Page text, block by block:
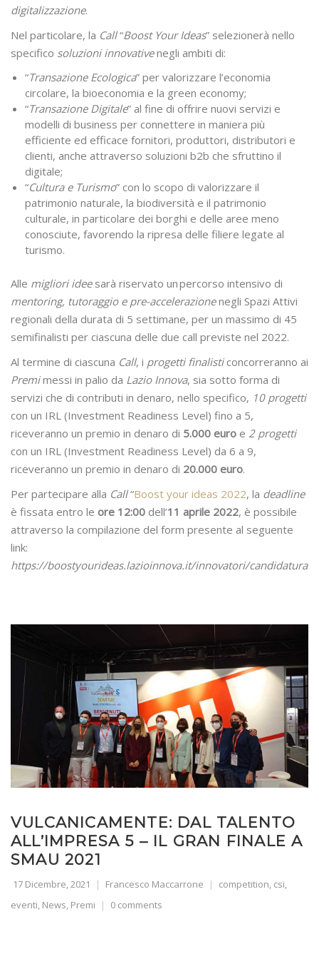
digitalizzazione.
Nel particolare, la Call“Boost Your Ideas” selezionerà nello
specifico soluzioni innovativenegli ambiti di:
“Transazione Ecologica” per valorizzare l’economia
circolare, la bioeconomia e la green economy;
“Transazione Digitale” al fine di offrire nuovi servizi e
modelli di business per connettere in maniera più
efficiente ed efficace fornitori, produttori, distributori e
clienti, anche attraverso soluzioni b2b che sfruttino il
digitale;
“Cultura e Turismo” con lo scopo di valorizzare il
patrimonio naturale, la biodiversità e il patrimonio
culturale, in particolare dei borghi e delle aree meno
conosciute, favorendo la ripresa delle filiere legate al
turismo.
Alle migliori ideesarà riservato un percorso intensivo di
mentoring, tutoraggio e pre-accelerazionenegli Spazi Attivi
regionali della durata di 5 settimane, per un massimo di 45
semifinalisti per ciascuna delle due call previste nel 2022.
Al termine di ciascuna Call, i progetti finalisticoncorreranno ai
Premimessi in palio da Lazio Innova, sia sotto forma di
servizi che di contributi in denaro, nello specifico, 10 progetti
con un IRL (Investment Readiness Level) fino a 5,
riceveranno un premio in denaro di 5.000 euro e 2 progetti
con un IRL (Investment Readiness Level) da 6 a 9,
riceveranno un premio in denaro di 20.000 euro.
Per partecipare alla Call“Boost your ideas 2022, la deadline
è fissata entro le ore 12:00 dell’11 aprile 2022, è possibile
attraverso la compilazione del form presente al seguente
link:
https://boostyourideas.lazioinnova.it/innovatori/candidatura/
VULCANICAMENTE: DAL TALENTO
ALL’IMPRESA 5 – IL GRAN FINALE A
SMAU 2021
17 Dicembre, 2021 Francesco Maccarrone competition, csi,
eventi, News, Premi 0 comments